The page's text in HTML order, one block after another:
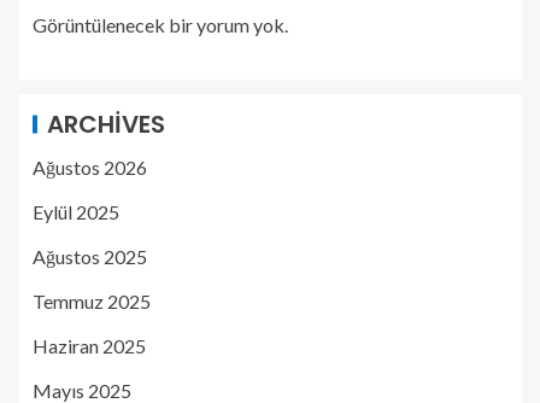
Görüntülenecek bir yorum yok.
ARCHIVES
Ağustos 2026
Eylül 2025
Ağustos 2025
Temmuz 2025
Haziran 2025
Mayıs 2025